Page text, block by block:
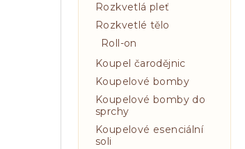
Rozkvetlá pleť
Rozkvetlé tělo
Roll-on
Koupel čarodějnic
Koupelové bomby
Koupelové bomby do
sprchy
Koupelové esenciální
soli